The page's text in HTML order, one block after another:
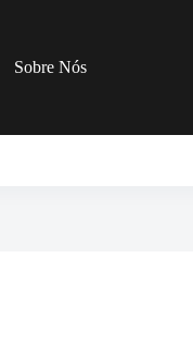
Sobre Nós